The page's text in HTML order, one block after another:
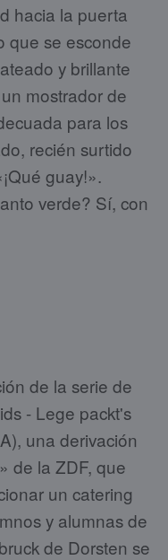
hacia la puerta
que se esconde
y brillante
mostrador de
para los
recién surtido
guay!».
verde? Sí, con
de la serie de
- Lege packt's
una derivación
de la ZDF, que
un catering
y alumnas de
de Dorsten se